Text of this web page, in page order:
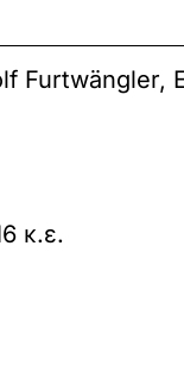
Furtwängler,
κ.ε.